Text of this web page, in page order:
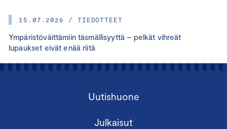
15.07.2026 / TIEDOTTEET
Ympäristöväittämiin täsmällisyyttä – pelkät vihreät
lupaukset eivät enää riitä
Uutishuone
Julkaisut